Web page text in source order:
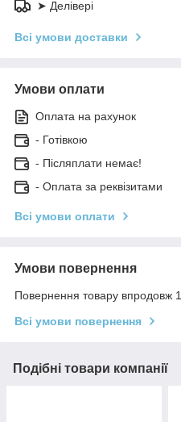
➤ Делівері
Всі умови доставки
Умови оплати
Оплата на рахунок
- Готівкою
- Післяплати немає!
- Оплата за реквізитами
Всі умови оплати
Умови повернення
Повернення товару впродовж
Всі умови повернення
Подібні товари компанії